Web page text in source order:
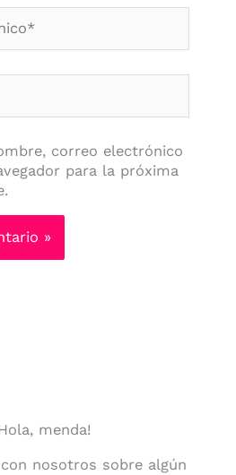
correo electrónico
para la próxima
menda!
nosotros sobre algún